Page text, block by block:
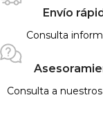
Envío
Consulta
Consulta a